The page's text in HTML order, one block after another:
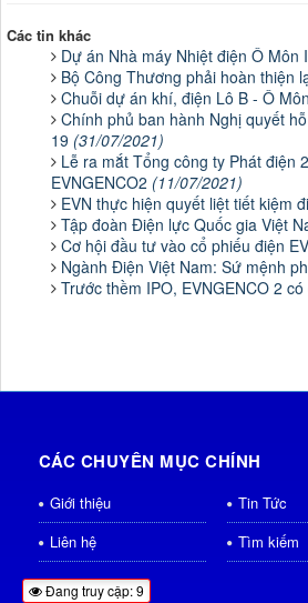
Các tin khác
Dự án Nhà máy Nhiệt điện Ô
Bộ Công Thương phải hoàn thiện
Chuỗi dự án khí, điện Lô B - Ô
Chính phủ ban hành Nghị quyết
19 (31/07/2021)
Lễ ra mắt Tổng công ty Phát điện
EVNGENCO2 (11/07/2021)
EVN thực hiện quyết liệt tiết kiệm
Tập đoàn Điện lực Quốc gia Việt
Cơ hội đầu tư vào cổ phiếu điện
Ngành Điện Việt Nam: Sứ mệnh
Trước thềm IPO, EVNGENCO 2
CÁC CHUYÊN MỤC CHÍNH
Giới thiệu
Tin Tức
Liên hệ
Tìm kiếm
Đang truy cập: 9